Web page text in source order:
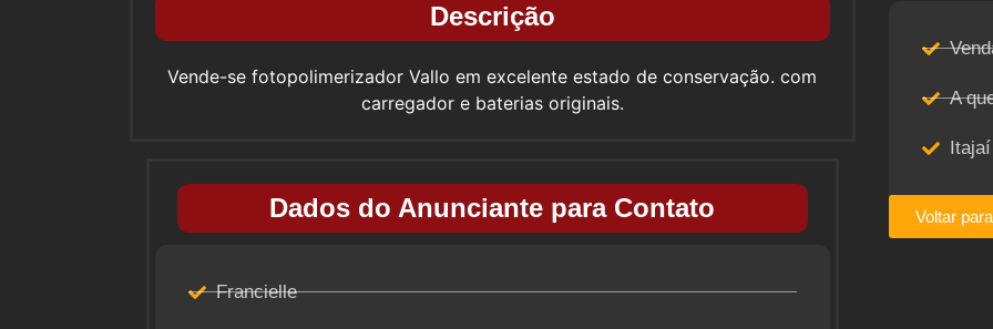
Descrição
Vende-se fotopolimerizador Vallo em excelente estado de conservação. com
carregador e baterias originais.
Dados do Anunciante para Contato
Francielle
A
Itajaí
Voltar